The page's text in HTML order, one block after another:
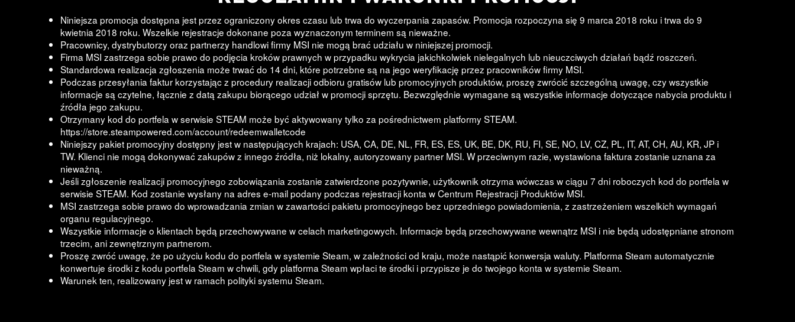
Niniejsza promocja dostępna jest przez ograniczony okres czasu lub trwa do wyczerpania zapasów. Promocja rozpoczyna się 9 marca 2018 roku i trwa do 9
kwietnia 2018 roku. Wszelkie rejestracje dokonane poza wyznaczonym terminem są nieważne.
Pracownicy, dystrybutorzy oraz partnerzy handlowi firmy MSI nie mogą brać udziału w niniejszej promocji.
Firma MSI zastrzega sobie prawo do podjęcia kroków prawnych w przypadku wykrycia jakichkolwiek nielegalnych lub nieuczciwych działań bądź roszczeń.
Standardowa realizacja zgłoszenia może trwać do 14 dni, które potrzebne są na jego weryfikację przez pracowników firmy MSI.
Podczas przesyłania faktur korzystając z procedury realizacji odbioru gratisów lub promocyjnych produktów, proszę zwrócić szczególną uwagę, czy wszystkie
informacje są czytelne, łącznie z datą zakupu biorącego udział w promocji sprzętu. Bezwzględnie wymagane są wszystkie informacje dotyczące nabycia produktu i
źródła jego zakupu.
Otrzymany kod do portfela w serwisie STEAM może być aktywowany tylko za pośrednictwem platformy STEAM.
https://store.steampowered.com/account/redeemwalletcode
Niniejszy pakiet promocyjny dostępny jest w następujących krajach: USA, CA, DE, NL, FR, ES, ES, UK, BE, DK, RU, FI, SE, NO, LV, CZ, PL, IT, AT, CH, AU, KR, JP i
TW. Klienci nie mogą dokonywać zakupów z innego źródła, niż lokalny, autoryzowany partner MSI. W przeciwnym razie, wystawiona faktura zostanie uznana za
nieważną.
Jeśli zgłoszenie realizacji promocyjnego zobowiązania zostanie zatwierdzone pozytywnie, użytkownik otrzyma wówczas w ciągu 7 dni roboczych kod do portfela w
serwisie STEAM. Kod zostanie wysłany na adres e-mail podany podczas rejestracji konta w Centrum Rejestracji Produktów MSI.
MSI zastrzega sobie prawo do wprowadzania zmian w zawartości pakietu promocyjnego bez uprzedniego powiadomienia, z zastrzeżeniem wszelkich wymagań
organu regulacyjnego.
Wszystkie informacje o klientach będą przechowywane w celach marketingowych. Informacje będą przechowywane wewnątrz MSI i nie będą udostępniane stronom
trzecim, ani zewnętrznym partnerom.
Proszę zwróć uwagę, że po użyciu kodu do portfela w systemie Steam, w zależności od kraju, może nastąpić konwersja waluty. Platforma Steam automatycznie
konwertuje środki z kodu portfela Steam w chwili, gdy platforma Steam wpłaci te środki i przypisze je do twojego konta w systemie Steam.
Warunek ten, realizowany jest w ramach polityki systemu Steam.